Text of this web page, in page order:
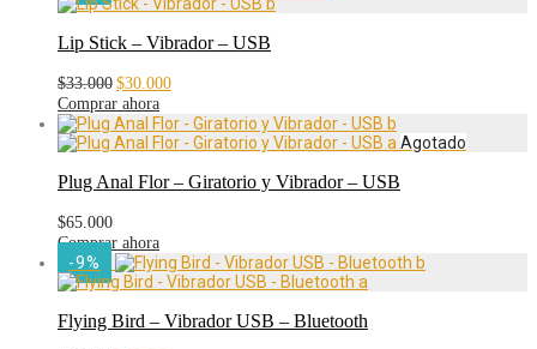
Lip Stick – Vibrador – USB
$33.000 El
precio
original
era:
$30.000El
actual
es:
Comprar ahora
Plug Anal Flor – Giratorio y Vibrador – USB
$65.000
Comprar ahora
-9%
Flying Bird – Vibrador USB – Bluetooth